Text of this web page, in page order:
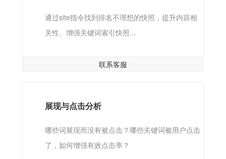
通过site指令找到排名不理想的快照，提升内容相
关性、增强关键词索引快照...
联系客服
展现与点击分析
哪些词展现而没有被点击？哪些关键词被用户点击
了，如何增强有效点击率？